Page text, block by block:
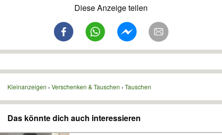
Diese Anzeige teilen
Kleinanzeigen Verschenken & Tauschen Tauschen
Das könnte dich auch interessieren